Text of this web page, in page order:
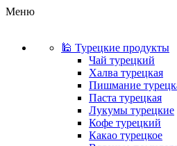
Меню
🕌 Турецкие продукты
Чай турецкий
Халва турецкая
Пишмание
Паста турецкая
Лукумы турецкие
Кофе турецкий
Какао турецкое